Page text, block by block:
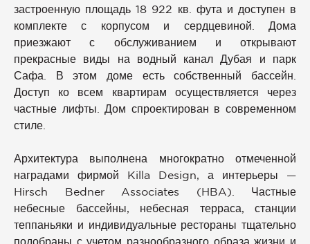
застроенную площадь 18 922 кв. фута и доступен в
комплекте с корпусом и сердцевиной. Дома
приезжают с обслуживанием и открывают
прекрасные виды на водный канал Дубая и парк
Сафа. В этом доме есть собственный бассейн.
Доступ ко всем квартирам осуществляется через
частные лифты. Дом спроектирован в современном
стиле.
Архитектура выполнена многократно отмеченной
наградами фирмой Killa Design, а интерьеры —
Hirsch Bedner Associates (HBA). Частные
небесные бассейны, небесная терраса, станции
теппаньяки и индивидуальные рестораны тщательно
подобраны с учетом разнообразного образа жизни и